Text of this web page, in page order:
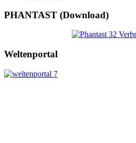
PHANTAST (Download)
Weltenportal